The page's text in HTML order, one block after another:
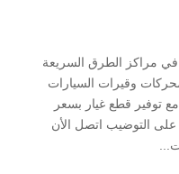
مراكز الطرق السريعة
وقيرات السيارات
توفير قطع غيار بسعر
التوضيب اتصل الأن